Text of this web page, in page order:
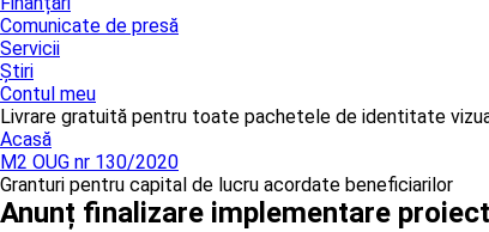
Comunicate de presă
Servicii
Știri
Contul meu
Livrare gratuită pentru toate pachetele de identitate
Acasă
M2 OUG nr 130/2020
Granturi pentru capital de lucru acordate beneficiarilor
Anunț finalizare implementare